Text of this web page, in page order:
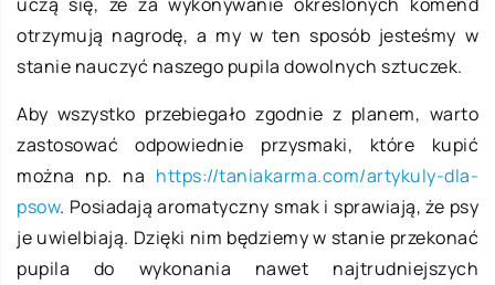
otrzymują nagrodę, a my w ten sposób jesteśmy w
stanie nauczyć naszego pupila dowolnych sztuczek.
Aby wszystko przebiegało zgodnie z planem, warto
zastosować odpowiednie przysmaki, które kupić
można np. na https://taniakarma.com/artykuly-dla-
psow. Posiadają aromatyczny smak i sprawiają, że psy
je uwielbiają. Dzięki nim będziemy w stanie przekonać
pupila do wykonania nawet najtrudniejszych